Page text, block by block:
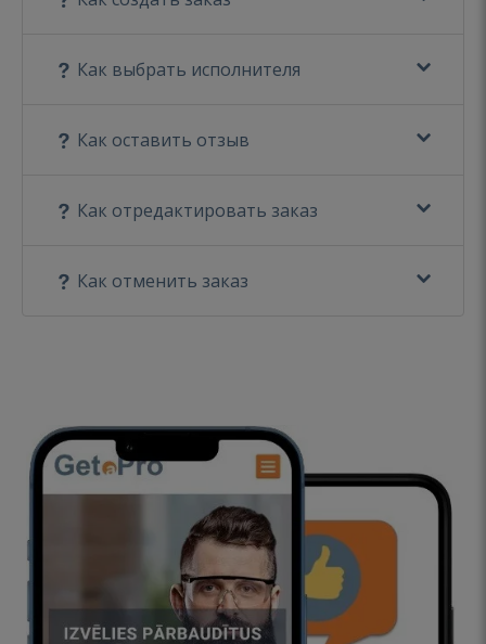
Как выбрать исполнителя
Как оставить отзыв
Как отредактировать заказ
Как отменить заказ